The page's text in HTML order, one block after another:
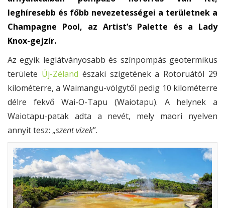
leghíresebb és főbb nevezetességei a területnek a
Champagne Pool, az Artist’s Palette és a Lady
Knox-gejzír.
Az egyik leglátványosabb és színpompás geotermikus
területe Új-Zéland északi szigetének a Rotoruától 29
kilométerre, a Waimangu-völgytől pedig 10 kilométerre
délre fekvő Wai-O-Tapu (Waiotapu). A helynek a
Waiotapu-patak adta a nevét, mely maori nyelven
annyit tesz: „szent vizek”.